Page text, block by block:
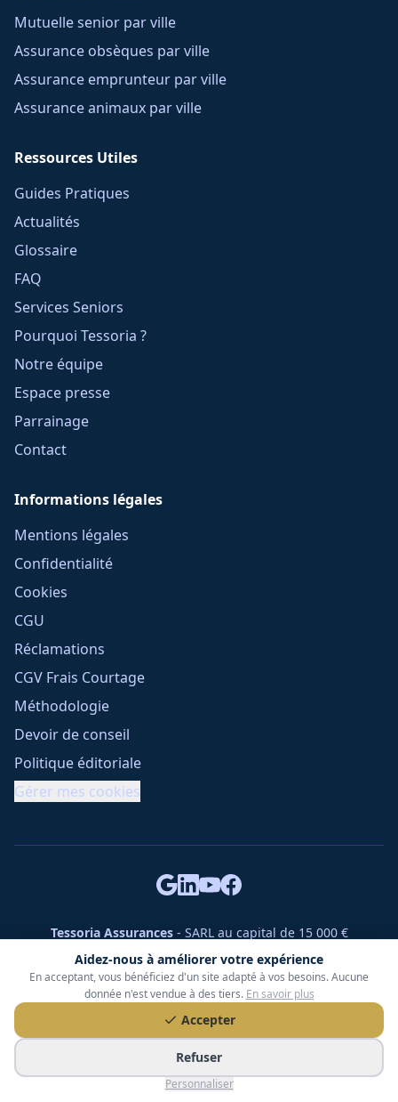
Aidez-nous à améliorer votre expérience
En acceptant, vous bénéficiez d'un site adapté à vos besoins. Aucune
donnée n'est vendue à des tiers. En savoir plus
Accepter
Refuser
Personnaliser
Mutuelle senior par ville
Assurance obsèques par ville
Assurance emprunteur par ville
Assurance animaux par ville
Ressources Utiles
Guides Pratiques
Actualités
Glossaire
FAQ
Services Seniors
Pourquoi Tessoria ?
Notre équipe
Espace presse
Parrainage
Contact
Informations légales
Mentions légales
Confidentialité
Cookies
CGU
Réclamations
CGV Frais Courtage
Méthodologie
Devoir de conseil
Politique éditoriale
Gérer mes cookies
Tessoria Assurances- SARL au capital de 15 000 €
ORIAS n° 25007309 - RCS 990 206 179 - Membre du réseau
360 Courtage
RC Pro : Klarity - Contrat n° CCOUK000785
49 chemin des Gardettes Sine, 06570 Saint-Paul-de-Vence
© Tessoria Assurances. Tous droits réservés.